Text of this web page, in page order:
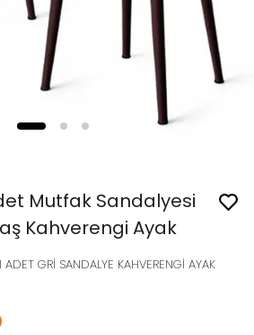
Mutfak Sandalyesi
Kahverengi Ayak
ADET GRİ SANDALYE KAHVERENGİ AYAK